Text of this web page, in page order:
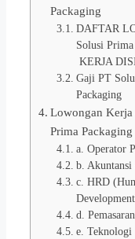
Packaging
DAFTAR
Solusi
KERJA
Gaji PT
Packaging
Lowongan Kerja
Prima Packaging
a. Operator
b. Akuntansi
c. HRD
d. Pemasaran
e. Teknologi